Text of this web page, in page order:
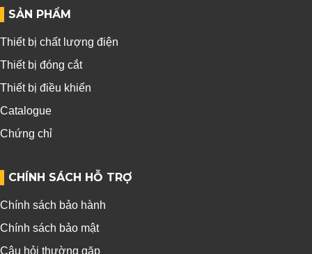
SẢN PHẨM
Thiết bị chất lượng điện
Thiết bị đóng cắt
Thiết bị điều khiển
Catalogue
Chứng chỉ
CHÍNH SÁCH HỖ TRỢ
Chính sách bảo hành
Chính sách bảo mật
Câu hỏi thường gặp